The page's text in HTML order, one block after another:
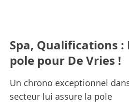
Spa, Qualifications :
pole pour De Vries !
Un chrono exceptionnel
secteur lui assure la pole